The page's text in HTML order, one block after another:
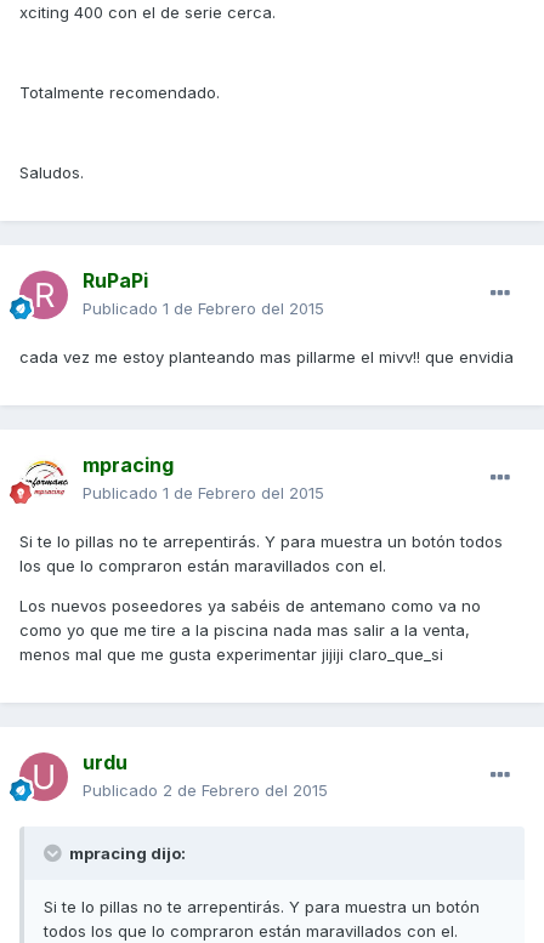
xciting 400 con el de serie cerca.
Totalmente recomendado.
Saludos.
RuPaPi
Publicado 1 de Febrero del 2015
cada vez me estoy planteando mas pillarme el mivv!! que envidia
mpracing
Publicado 1 de Febrero del 2015
Si te lo pillas no te arrepentirás. Y para muestra un botón todos
los que lo compraron están maravillados con el.
Los nuevos poseedores ya sabéis de antemano como va no
como yo que me tire a la piscina nada mas salir a la venta,
menos mal que me gusta experimentar jijiji claro_que_si
urdu
Publicado 2 de Febrero del 2015
mpracing dijo:
Si te lo pillas no te arrepentirás. Y para muestra un botón
todos los que lo compraron están maravillados con el.